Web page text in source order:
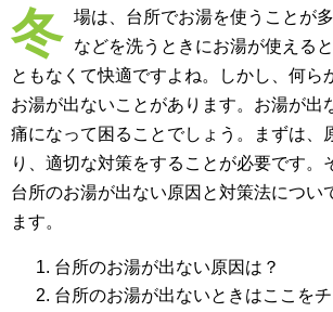
冬 場は、台所でお湯を使うことが
などを洗うときにお湯が使える
ともなくて快適ですよね。しかし、何ら
お湯が出ないことがあります。お湯が出
痛になって困ることでしょう。まずは、
り、適切な対策をすることが必要です。
台所のお湯が出ない原因と対策法につい
ます。
台所のお湯が出ない原因は？
台所のお湯が出ないときはここをチ